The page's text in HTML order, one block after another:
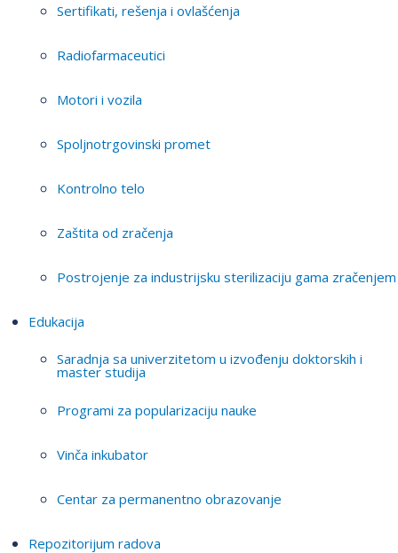
Sertifikati, rešenja i ovlašćenja
Radiofarmaceutici
Motori i vozila
Spoljnotrgovinski promet
Kontrolno telo
Zaštita od zračenja
Postrojenje za industrijsku sterilizaciju gama zračenjem
Edukacija
Saradnja sa univerzitetom u izvođenju doktorskih i
master studija
Programi za popularizaciju nauke
Vinča inkubator
Centar za permanentno obrazovanje
Repozitorijum radova